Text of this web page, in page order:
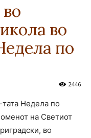
во
по
2446
Недела по
на Светиот
во